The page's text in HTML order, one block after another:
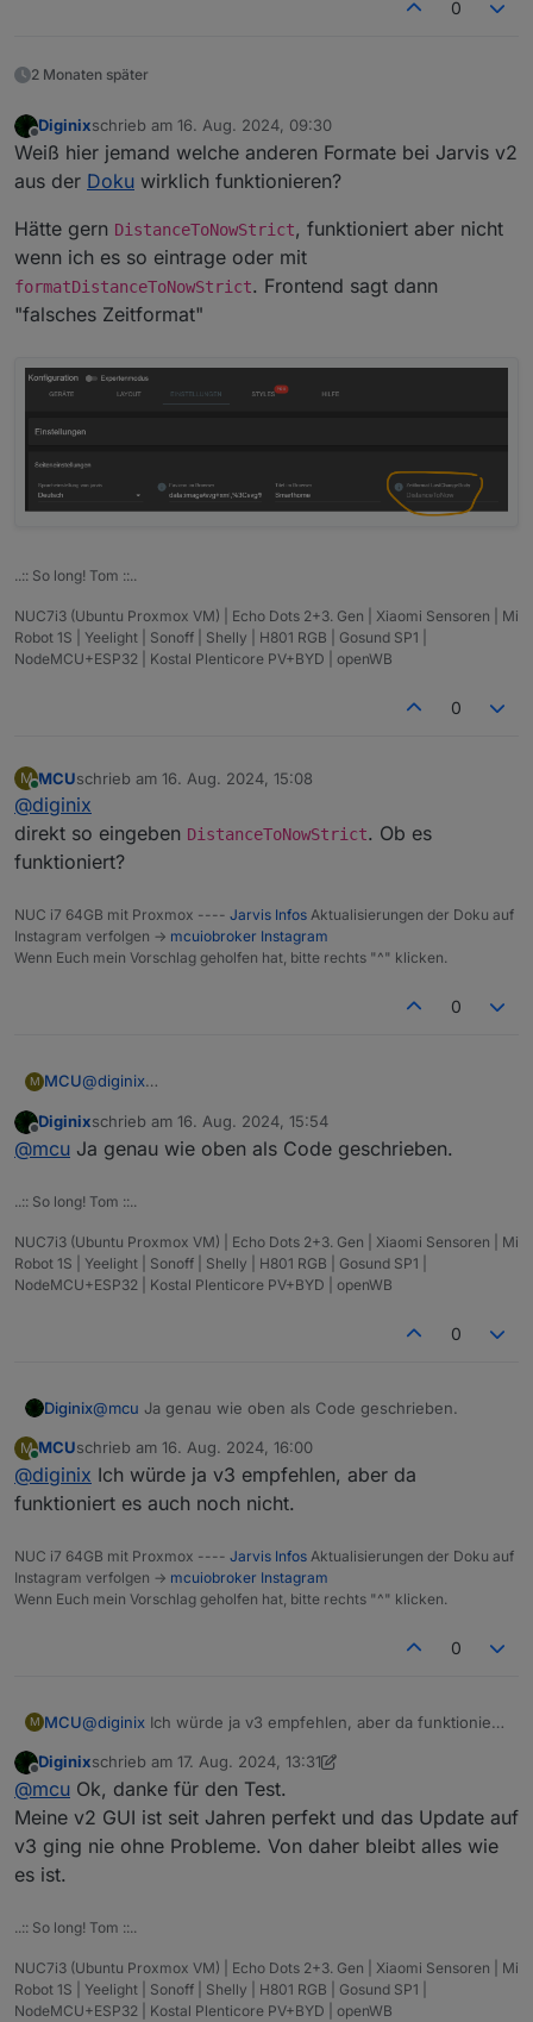
0
2 Monaten später
Offline
Diginixschrieb am 16. Aug. 2024, 09:30
zuletzt editiert von
Weiß hier jemand welche anderen Formate bei Jarvis v2
aus der Doku wirklich funktionieren?
Hätte gern DistanceToNowStrict, funktioniert aber nicht
wenn ich es so eintrage oder mit
formatDistanceToNowStrict. Frontend sagt dann
"falsches Zeitformat"
..:: So long! Tom ::..
NUC7i3 (Ubuntu Proxmox VM) | Echo Dots 2+3. Gen | Xiaomi Sensoren | Mi
Robot 1S | Yeelight | Sonoff | Shelly | H801 RGB | Gosund SP1 |
NodeMCU+ESP32 | Kostal Plenticore PV+BYD | openWB
0
M
Online
MCUschrieb am 16. Aug. 2024, 15:08
zuletzt editiert von
@diginix
direkt so eingeben DistanceToNowStrict. Ob es
funktioniert?
NUC i7 64GB mit Proxmox ---- Jarvis Infos Aktualisierungen der Doku auf
Instagram verfolgen -> mcuiobroker Instagram
Wenn Euch mein Vorschlag geholfen hat, bitte rechts "^" klicken.
0
M MCU@diginix
funktioniert?
Diginixschrieb am 16. Aug. 2024, 15:54
zuletzt editiert von
@mcu Ja genau wie oben als Code geschrieben.
..:: So long! Tom ::..
NUC7i3 (Ubuntu Proxmox VM) | Echo Dots 2+3. Gen | Xiaomi Sensoren | Mi
Robot 1S | Yeelight | Sonoff | Shelly | H801 RGB | Gosund SP1 |
NodeMCU+ESP32 | Kostal Plenticore PV+BYD | openWB
0
Diginix@mcu Ja genau wie oben als Code geschrieben.
M
Online
MCUschrieb am 16. Aug. 2024, 16:00
zuletzt editiert von
@diginix Ich würde ja v3 empfehlen, aber da
funktioniert es auch noch nicht.
NUC i7 64GB mit Proxmox ---- Jarvis Infos Aktualisierungen der Doku auf
Instagram verfolgen -> mcuiobroker Instagram
Wenn Euch mein Vorschlag geholfen hat, bitte rechts "^" klicken.
0
M MCU@diginix Ich würde ja v3 empfehlen, aber da funktioniert
Offline
Diginixschrieb am 17. Aug. 2024, 13:31
zuletzt editiert von Diginix
@mcu Ok, danke für den Test.
Meine v2 GUI ist seit Jahren perfekt und das Update auf
v3 ging nie ohne Probleme. Von daher bleibt alles wie
es ist.
..:: So long! Tom ::..
NUC7i3 (Ubuntu Proxmox VM) | Echo Dots 2+3. Gen | Xiaomi Sensoren | Mi
Robot 1S | Yeelight | Sonoff | Shelly | H801 RGB | Gosund SP1 |
NodeMCU+ESP32 | Kostal Plenticore PV+BYD | openWB